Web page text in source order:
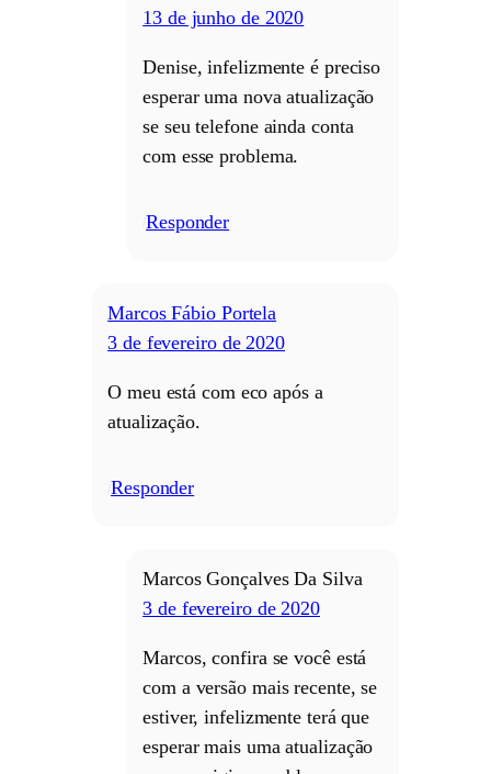
13 de junho de 2020
Denise, infelizmente é preciso
esperar uma nova atualização
se seu telefone ainda conta
com esse problema.
Responder
Marcos Fábio Portela
3 de fevereiro de 2020
O meu está com eco após a
atualização.
Responder
Marcos Gonçalves Da Silva
3 de fevereiro de 2020
Marcos, confira se você está
com a versão mais recente, se
estiver, infelizmente terá que
esperar mais uma atualização